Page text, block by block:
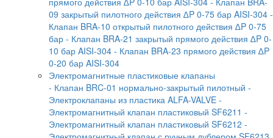
09 закрытый пилотного действия ∆P 0-75 бар AISI-304 -
Клапан BRA-10 открытый пилотного действия ∆P 0-75
бар - Клапан BRA-21 закрытый прямого действия ∆P 0-
10 бар AISI-304 - Клапан BRA-23 прямого действия ∆P
0-20 бар AISI-304
Электромагнитные пластиковые клапаны
- Клапан BRC-01 нормально-закрытый пилотный -
Электроклапаны из пластика ALFA-VALVE -
Электромагнитный клапан пластиковый SF6211 -
Электромагнитный клапан пластиковый SF6212 -